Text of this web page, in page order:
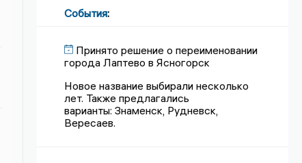
События:
Принято решение о переименовании
города Лаптево в Ясногорск
Новое название выбирали несколько
лет. Также предлагались
варианты: Знаменск, Рудневск,
Вересаев.